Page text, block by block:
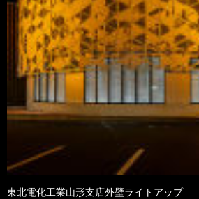
東北電化工業山形支店外壁ライトアップ